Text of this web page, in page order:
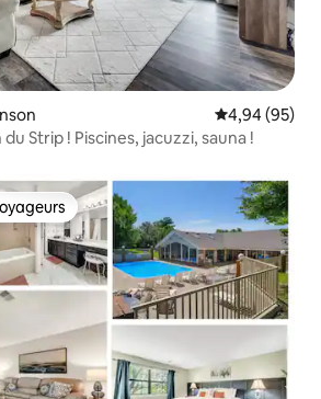
Évaluation
4,94 (95)
Strip ! Piscines, jacuzzi, sauna !
les plus appréciés